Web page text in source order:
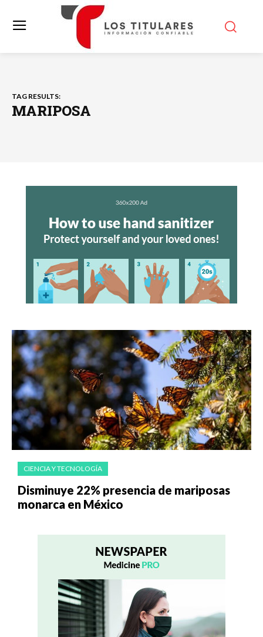
TAG RESULTS:
MARIPOSA
CIENCIA Y TECNOLOGÍA
Disminuye 22% presencia de mariposas
monarca en México